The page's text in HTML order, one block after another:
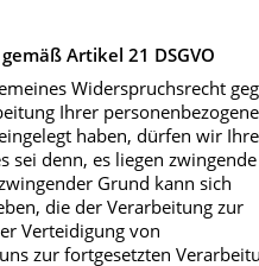
Artikel 21 DSGVO
Widerspruchsrecht
Ihrer
haben, dürfen wir Ihre
sei denn, es liegen zwingende
Grund kann sich
die der Verarbeitung zur
Verteidigung von
zur fortgesetzten